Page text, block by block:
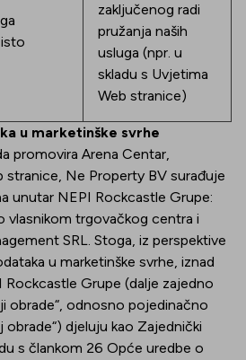
zaključenog radi
pružanja naših
usluga (npr. u
skladu s Uvjetima
Web stranice)
u marketinške svrhe
promovira Arena Centar,
stranice, Ne Property BV surađuje
unutar NEPI Rockcastle Grupe:
vlasnikom trgovačkog centra i
SRL. Stoga, iz perspektive
u marketinške svrhe, iznad
Grupe (dalje zajedno
obrade“, odnosno pojedinačno
obrade“) djeluju kao Zajednički
s člankom 26 Opće uredbe o